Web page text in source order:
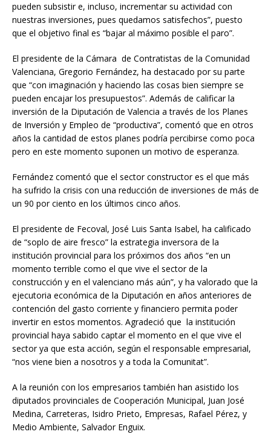
pueden subsistir e, incluso, incrementar su actividad con
nuestras inversiones, pues quedamos satisfechos”, puesto
que el objetivo final es “bajar al máximo posible el paro”.
El presidente de la Cámara de Contratistas de la Comunidad
Valenciana, Gregorio Fernández, ha destacado por su parte
que “con imaginación y haciendo las cosas bien siempre se
pueden encajar los presupuestos”. Además de calificar la
inversión de la Diputación de Valencia a través de los Planes
de Inversión y Empleo de “productiva”, comentó que en otros
años la cantidad de estos planes podría percibirse como poca
pero en este momento suponen un motivo de esperanza.
Fernández comentó que el sector constructor es el que más
ha sufrido la crisis con una reducción de inversiones de más de
un 90 por ciento en los últimos cinco años.
El presidente de Fecoval, José Luis Santa Isabel, ha calificado
de “soplo de aire fresco” la estrategia inversora de la
institución provincial para los próximos dos años “en un
momento terrible como el que vive el sector de la
construcción y en el valenciano más aún”, y ha valorado que la
ejecutoria económica de la Diputación en años anteriores de
contención del gasto corriente y financiero permita poder
invertir en estos momentos. Agradeció que la institución
provincial haya sabido captar el momento en el que vive el
sector ya que esta acción, según el responsable empresarial,
“nos viene bien a nosotros y a toda la Comunitat”.
A la reunión con los empresarios también han asistido los
diputados provinciales de Cooperación Municipal, Juan José
Medina, Carreteras, Isidro Prieto, Empresas, Rafael Pérez, y
Medio Ambiente, Salvador Enguix.